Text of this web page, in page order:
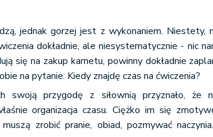
jednak gorzej jest z wykonaniem. Niestety,
dokładnie, ale niesystematycznie - nic
się na zakup karnetu, powinny dokładnie
na pytanie: Kiedy znajdę czas na ćwiczenia?
swoją przygodę z siłownią przyznało, że
organizacja czasu. Ciężko im się
zrobić pranie, obiad, pozmywać